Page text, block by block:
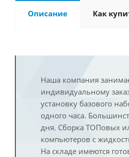
Описание Как
Наша компания
индивидуальному
установку базового
одного часа.
дня. Сборка ТОПовых
компьютеров с
На складе имеются